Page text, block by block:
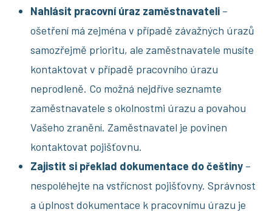
Nahlásit pracovní úraz zaměstnavateli –
ošetření má zejména v případě závažných úrazů
samozřejmě prioritu, ale zaměstnavatele musíte
kontaktovat v případě pracovního úrazu
neprodleně. Co možná nejdříve seznamte
zaměstnavatele s okolnostmi úrazu a povahou
Vašeho zranění. Zaměstnavatel je povinen
kontaktovat pojišťovnu.
Zajistit si překlad dokumentace do češtiny –
nespoléhejte na vstřícnost pojišťovny. Správnost
a úplnost dokumentace k pracovnímu úrazu je